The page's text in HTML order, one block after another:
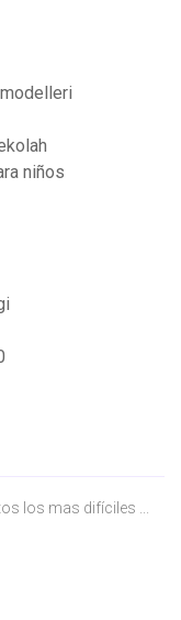
niños
los mas difíciles ...